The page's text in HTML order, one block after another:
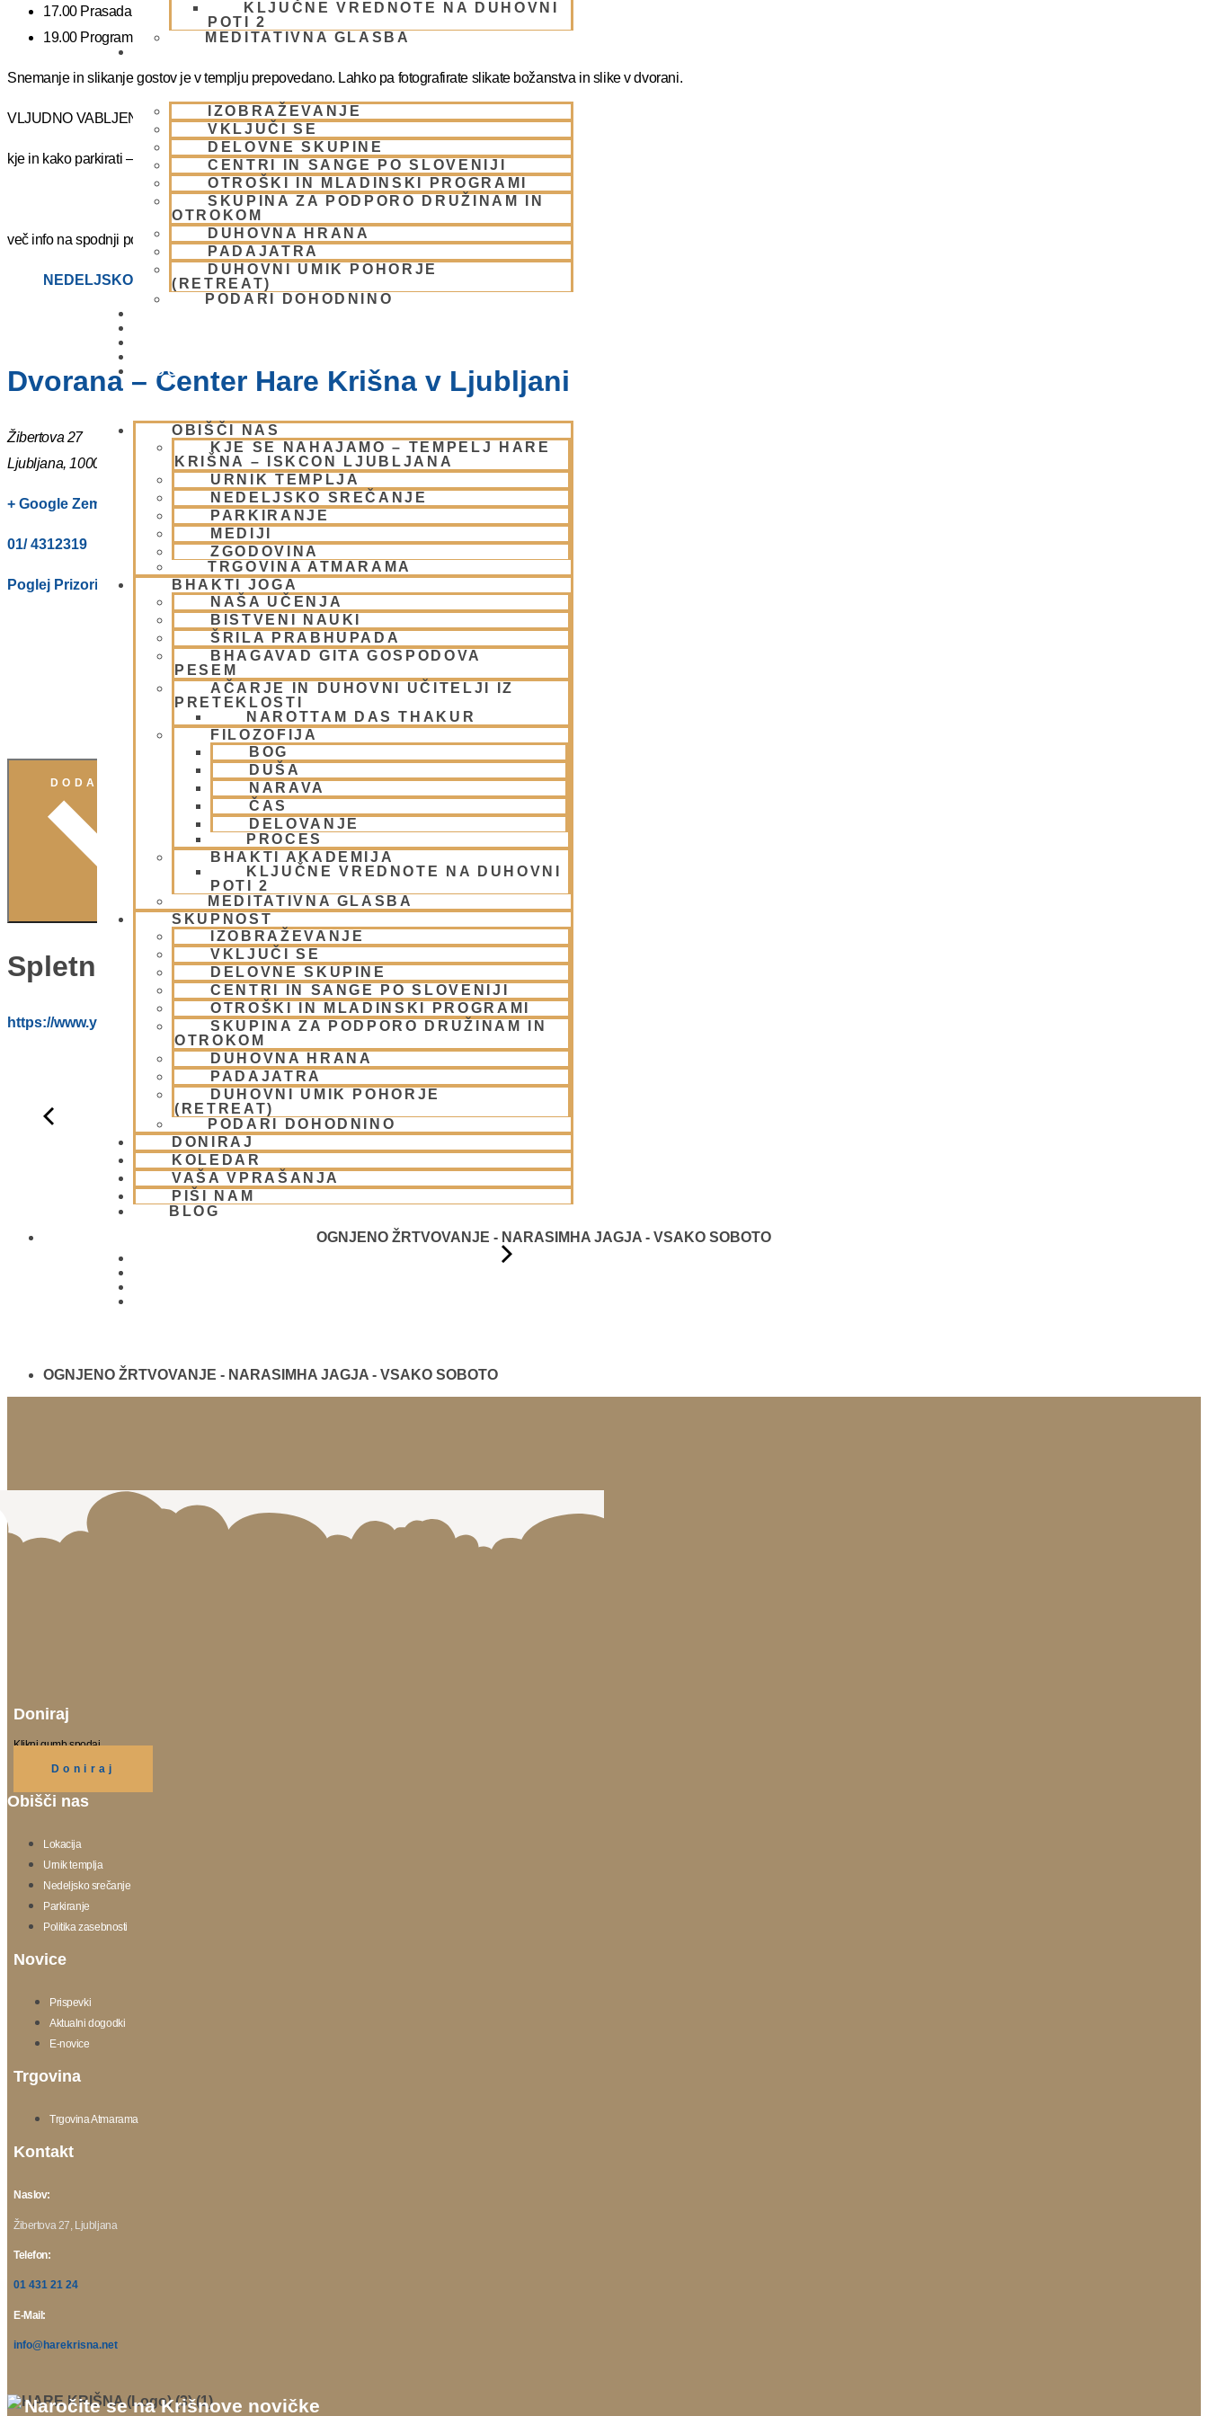
KLJUČNE VREDNOTE NA DUHOVNI
POTI 2
MEDITATIVNA GLASBA
IZOBRAŽEVANJE
VKLJUČI SE
DELOVNE SKUPINE
CENTRI IN SANGE PO SLOVENIJI
OTROŠKI IN MLADINSKI PROGRAMI
SKUPINA ZA PODPORO DRUŽINAM IN
OTROKOM
DUHOVNA HRANA
PADAJATRA
DUHOVNI UMIK POHORJE
(RETREAT)
PODARI DOHODNINO
BLOG
OBIŠČI NAS
KJE SE NAHAJAMO – TEMPELJ HARE
KRIŠNA – ISKCON LJUBLJANA
URNIK TEMPLJA
NEDELJSKO SREČANJE
PARKIRANJE
MEDIJI
ZGODOVINA
TRGOVINA ATMARAMA
BHAKTI JOGA
NAŠA UČENJA
BISTVENI NAUKI
ŠRILA PRABHUPADA
BHAGAVAD GITA GOSPODOVA
PESEM
AČARJE IN DUHOVNI UČITELJI IZ
PRETEKLOSTI
NAROTTAM DAS THAKUR
FILOZOFIJA
BOG
DUŠA
NARAVA
ČAS
DELOVANJE
PROCES
BHAKTI AKADEMIJA
KLJUČNE VREDNOTE NA DUHOVNI
POTI 2
MEDITATIVNA GLASBA
SKUPNOST
IZOBRAŽEVANJE
VKLJUČI SE
DELOVNE SKUPINE
CENTRI IN SANGE PO SLOVENIJI
OTROŠKI IN MLADINSKI PROGRAMI
SKUPINA ZA PODPORO DRUŽINAM IN
OTROKOM
DUHOVNA HRANA
PADAJATRA
DUHOVNI UMIK POHORJE
(RETREAT)
PODARI DOHODNINO
DONIRAJ
KOLEDAR
VAŠA VPRAŠANJA
PIŠI NAM
BLOG
17.00 Prasadam – vegetarijanska pokušina
19.00 Program plus – duhovna glasba
Snemanje in slikanje gostov je v templju prepovedano. Lahko pa fotografirate slikate božanstva in slike v dvorani.
VLJUDNO VABLJENI
kje in kako parkirati – https://www.harekrisna.net/parkiranje/
več info na spodnji povezavi
NEDELJSKO SREČANJE
Dvorana – Center Hare Krišna v Ljubljani
Žibertova 27
Ljubljana, 1000
+ Google Zemljevidi
01/ 4312319
Poglej Prizorišče spletno stran
DODAJ V KOLEDAR
Spletna Stran:
https://www.youtube.com/@HARE_KRISNA_ISKCON_LJUBLJANA/streams
OGNJENO ŽRTVOVANJE - NARASIMHA JAGJA - VSAKO SOBOTO
OGNJENO ŽRTVOVANJE - NARASIMHA JAGJA - VSAKO SOBOTO
Doniraj
Klikni gumb spodaj.
Doniraj
Obišči nas
Lokacija
Urnik templja
Nedeljsko srečanje
Parkiranje
Politika zasebnosti
Novice
Prispevki
Aktualni dogodki
E-novice
Trgovina
Trgovina Atmarama
Kontakt
Naslov:
Žibertova 27, Ljubljana
Telefon:
01 431 21 24
E-Mail:
info@harekrisna.net
Naročite se na Krišnove novičke